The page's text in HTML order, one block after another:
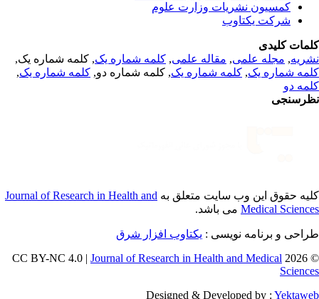
کمسیون نشریات وزارت علوم
شرکت یکتاوب
کلیدی
,مجله علمی, مقاله علمی, کلمه شماره یک, کلمه شماره یک,
شماره یک,کلمه شماره یک, کلمه شماره دو,کلمه شماره یک,
دو
حقوق این وب سایت متعلق بهJournal of Research in Health and
Medicalمی باشد.
و برنامه نویسی : یکتاوب افزار شرق
©
Journal of Research in Health and Medical
Designed & Developed by :